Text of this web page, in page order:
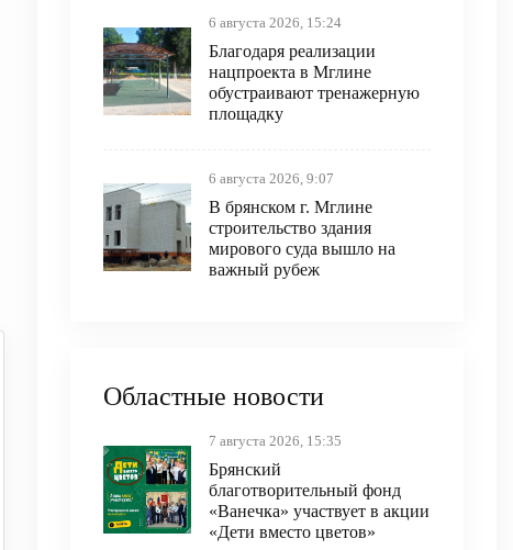
6 августа 2026, 15:24
Благодаря реализации
нацпроекта в Мглине
обустраивают тренажерную
площадку
6 августа 2026, 9:07
В брянском г. Мглине
строительство здания
мирового суда вышло на
важный рубеж
Областные новости
7 августа 2026, 15:35
Брянский
благотворительный фонд
«Ванечка» участвует в акции
«Дети вместо цветов»